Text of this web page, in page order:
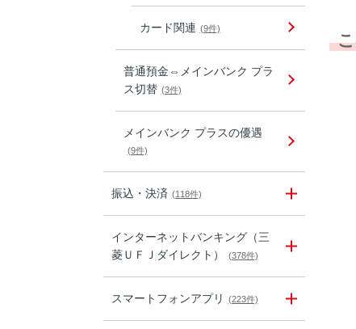
カード関連 (9件)
普通預金⇔メインバンク プラ
ス切替 (3件)
メインバンク プラスの優遇
(9件)
振込・決済 (118件)
インターネットバンキング（三
菱ＵＦＪダイレクト）
(378件)
スマートフォンアプリ (223件)